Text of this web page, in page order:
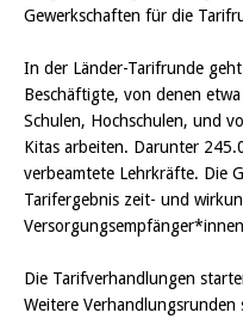
Gewerkschaften für die
In der Länder-Tarifrunde
Beschäftigte, von denen
Schulen, Hochschulen, und
Kitas arbeiten. Darunter
verbeamtete Lehrkräfte. Die
Tarifergebnis zeit- und
Die Tarifverhandlungen
Weitere